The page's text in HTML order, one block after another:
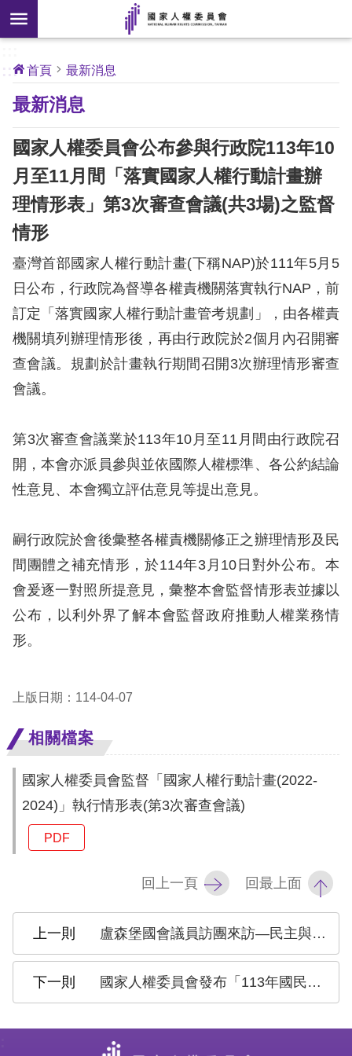
前往主要內容區塊
搜
尋
開
新
]
核
心
人
權
公
約
關
於
本
最
新
消
息
人
業
務
人
權
公
約
陳
申
人
權
料
礙
鍵
:::
首頁 最新消息
最新消息
國家人權委員會公布參與行政院113年10
月至11月間「落實國家人權行動計畫辦
理情形表」第3次審查會議(共3場)之監督
情形
臺灣首部國家人權行動計畫(下稱NAP)於111年5月5
日公布，行政院為督導各權責機關落實執行NAP，前
訂定「落實國家人權行動計畫管考規劃」，由各權責
機關填列辦理情形後，再由行政院於2個月內召開審
查會議。規劃於計畫執行期間召開3次辦理情形審查
會議。
第3次審查會議業於113年10月至11月間由行政院召
開，本會亦派員參與並依國際人權標準、各公約結論
性意見、本會獨立評估意見等提出意見。
嗣行政院於會後彙整各權責機關修正之辦理情形及民
間團體之補充情形，於114年3月10日對外公布。本
會爰逐一對照所提意見，彙整本會監督情形表並據以
公布，以利外界了解本會監督政府推動人權業務情
形。
上版日期：114-04-07
相關檔案
國家人權委員會監督「國家人權行動計畫(2022-
2024)」執行情形表(第3次審查會議)
PDF
回上一頁 回最上面
盧森堡國會議員訪團來訪—民主與人權是臺盧的共同價值
國家人權委員會發布「113年國民人權意識民意調查」結果，民眾最盼政府優先重視身心障礙者人權、改善勞動權